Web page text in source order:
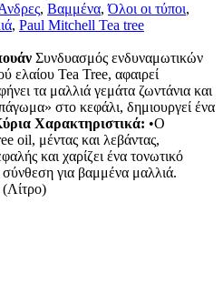
, Βαμμένα,Όλοι οι τύποι,
, Paul Mitchell Tea tree
Συνδυασμός ενδυναμωτικών
ελαίου Tea Tree, αφαιρεί
τα μαλλιά γεμάτα ζωντάνια και
στο κεφάλι, δημιουργεί ένα
Χαρακτηριστικά: •Ο
oil, μέντας και λεβάντας,
και χαρίζει ένα τονωτικό
για βαμμένα μαλλιά.